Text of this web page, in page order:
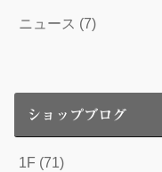
ニュース (7)
ショップブログ
1F (71)